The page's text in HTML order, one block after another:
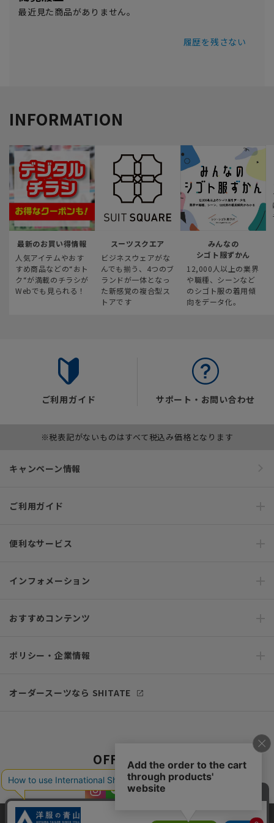
最近見た商品がありません。
履歴を残さない
INFORMATION
最新のお買い得情報
人気アイテムやおす
すめ商品などの“おト
ク“が満載のチラシが
Webでも見られる！
スーツスクエア
ビジネスウェアがな
んでも揃う、4つのブ
ランドが一体となっ
た新感覚の複合型ス
トアです
みんなの
シゴト服ずかん
12,000人以上の業界
や職種、シーンなど
のシゴト服の着用傾
向をデータ化。
ご利用ガイド サポート・お問い合わせ
※税表記がないものはすべて税込み価格となります
キャンペーン情報
ご利用ガイド
便利なサービス
インフォメーション
おすすめコンテンツ
ポリシー・企業情報
オーダースーツなら SHITATE
OFFICIAL SNS